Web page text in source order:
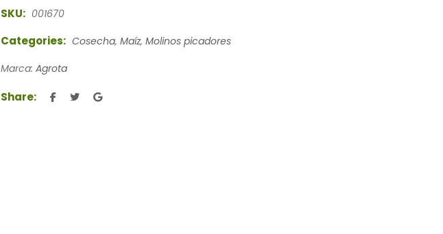
SKU: 001670
Categories: Cosecha, Maíz, Molinos picadores
Marca: Agrota
Share: